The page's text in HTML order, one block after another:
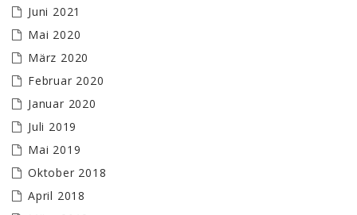
Juni 2021
Mai 2020
März 2020
Februar 2020
Januar 2020
Juli 2019
Mai 2019
Oktober 2018
April 2018